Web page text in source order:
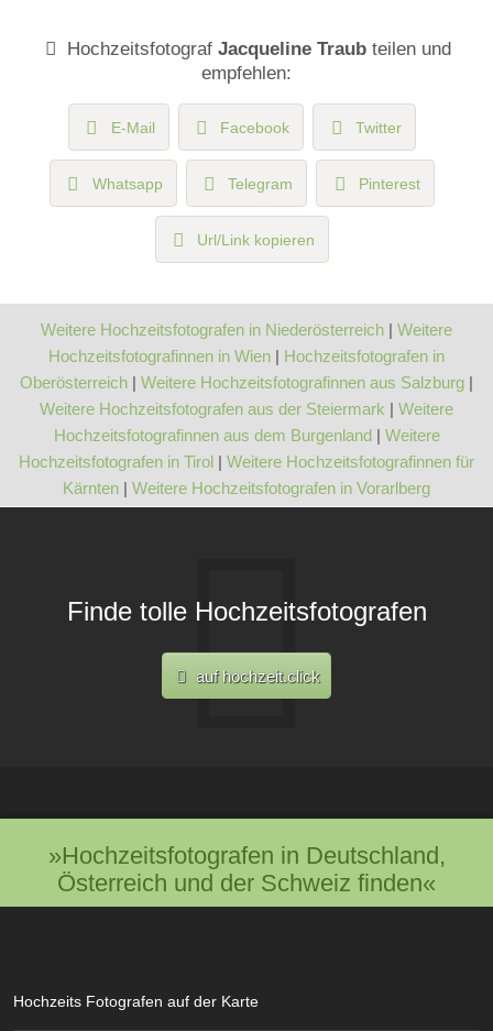
HochzeitsfotografJacqueline Traub teilen und
empfehlen:
E-Mail Facebook Twitter
Whatsapp Telegram Pinterest
Url/Link kopieren
Weitere Hochzeitsfotografen in Niederösterreich | Weitere
Hochzeitsfotografinnen in Wien | Hochzeitsfotografen in
Oberösterreich | Weitere Hochzeitsfotografinnen aus Salzburg |
Weitere Hochzeitsfotografen aus der Steiermark | Weitere
Hochzeitsfotografinnen aus dem Burgenland| Weitere
Hochzeitsfotografen in Tirol | Weitere Hochzeitsfotografinnen für
Kärnten | Weitere Hochzeitsfotografen in Vorarlberg
Finde tolle Hochzeitsfotografen
auf hochzeit.click
»Hochzeitsfotografen in Deutschland,
Österreich und der Schweiz finden«
Hochzeits Fotografen auf der Karte